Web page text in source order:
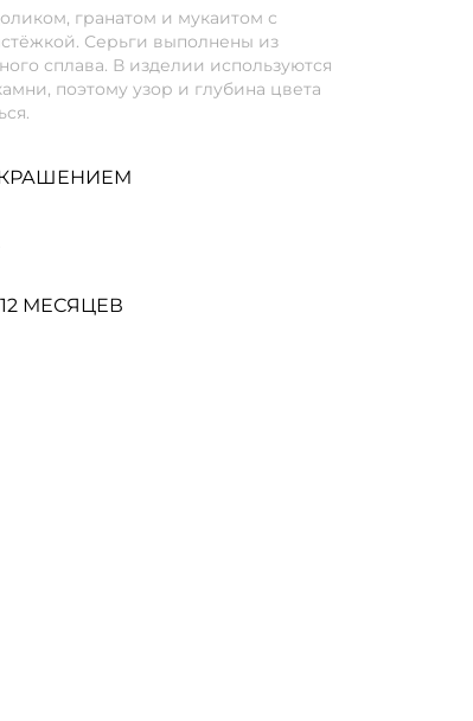
гранатом и мукаитом с
Серьги выполнены из
сплава. В изделии используются
поэтому узор и глубина цвета
МЕСЯЦЕВ